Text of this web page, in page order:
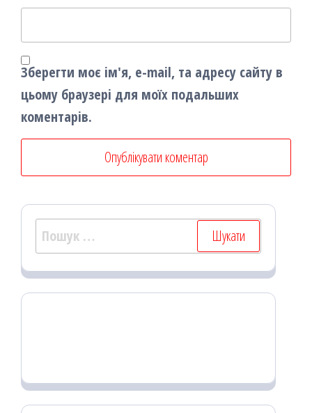
Зберегти моє ім'я, e-mail, та адресу сайту в
цьому браузері для моїх подальших
коментарів.
Пошук: